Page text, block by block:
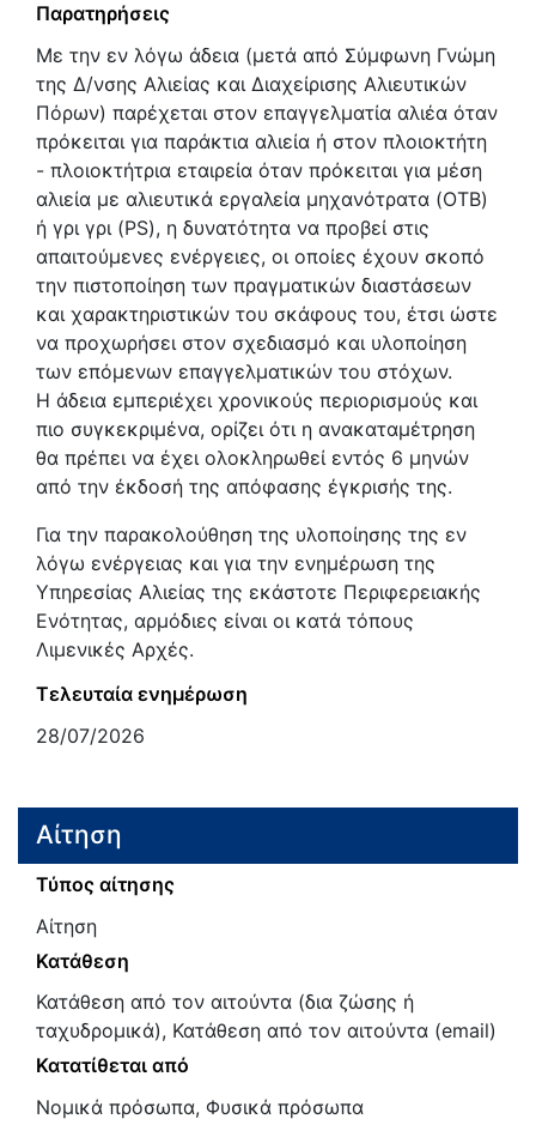
Παρατηρήσεις
Με την εν λόγω άδεια (μετά από Σύμφωνη Γνώμη
της Δ/νσης Αλιείας και Διαχείρισης Αλιευτικών
Πόρων) παρέχεται στον επαγγελματία αλιέα όταν
πρόκειται για παράκτια αλιεία ή στον πλοιοκτήτη
- πλοιoκτήτρια εταιρεία όταν πρόκειται για μέση
αλιεία με αλιευτικά εργαλεία μηχανότρατα (OTB)
ή γρι γρι (PS), η δυνατότητα να προβεί στις
απαιτούμενες ενέργειες, οι οποίες έχουν σκοπό
την πιστοποίηση των πραγματικών διαστάσεων
και χαρακτηριστικών του σκάφους του, έτσι ώστε
να προχωρήσει στον σχεδιασμό και υλοποίηση
των επόμενων επαγγελματικών του στόχων.
Η άδεια εμπεριέχει χρονικούς περιορισμούς και
πιο συγκεκριμένα, ορίζει ότι η ανακαταμέτρηση
θα πρέπει να έχει ολοκληρωθεί εντός 6 μηνών
από την έκδοσή της απόφασης έγκρισής της.
Για την παρακολούθηση της υλοποίησης της εν
λόγω ενέργειας και για την ενημέρωση της
Υπηρεσίας Αλιείας της εκάστοτε Περιφερειακής
Ενότητας, αρμόδιες είναι οι κατά τόπους
Λιμενικές Αρχές.
Τελευταία ενημέρωση
28/07/2026
Αίτηση
Τύπος αίτησης
Αίτηση
Κατάθεση
Κατάθεση από τον αιτούντα (δια ζώσης ή
ταχυδρομικά), Κατάθεση από τον αιτούντα (email)
Κατατίθεται από
Νομικά πρόσωπα, Φυσικά πρόσωπα